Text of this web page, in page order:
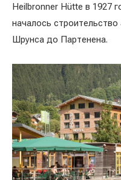
Heilbronner Hütte в 1927
началось
Шрунса до Партенена.